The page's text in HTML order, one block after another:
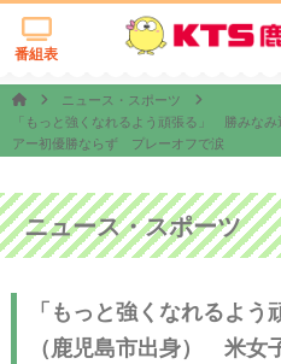
番組表
ニュース・スポーツ
「もっと強くなれるよう頑張る」 勝みな
アー初優勝ならず プレーオフで涙
ニュース・スポーツ
「もっと強くなれるよ
（鹿児島市出身） 米女